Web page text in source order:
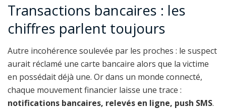
Transactions bancaires : les
chiffres parlent toujours
Autre incohérence soulevée par les proches : le suspect
aurait réclamé une carte bancaire alors que la victime
en possédait déjà une. Or dans un monde connecté,
chaque mouvement financier laisse une trace :
notifications bancaires, relevés en ligne, push SMS.